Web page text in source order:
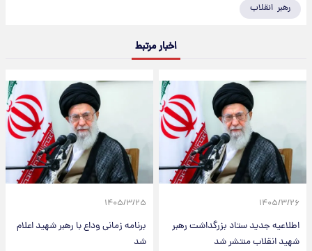
رهبر انقلاب
اخبار مرتبط
۱۴۰۵/۳/۲۶
اطلاعیه جدید ستاد بزرگداشت رهبر
شهید انقلاب منتشر شد
۱۴۰۵/۳/۲۵
برنامه زمانی وداع با رهبر شهید اعلام
شد